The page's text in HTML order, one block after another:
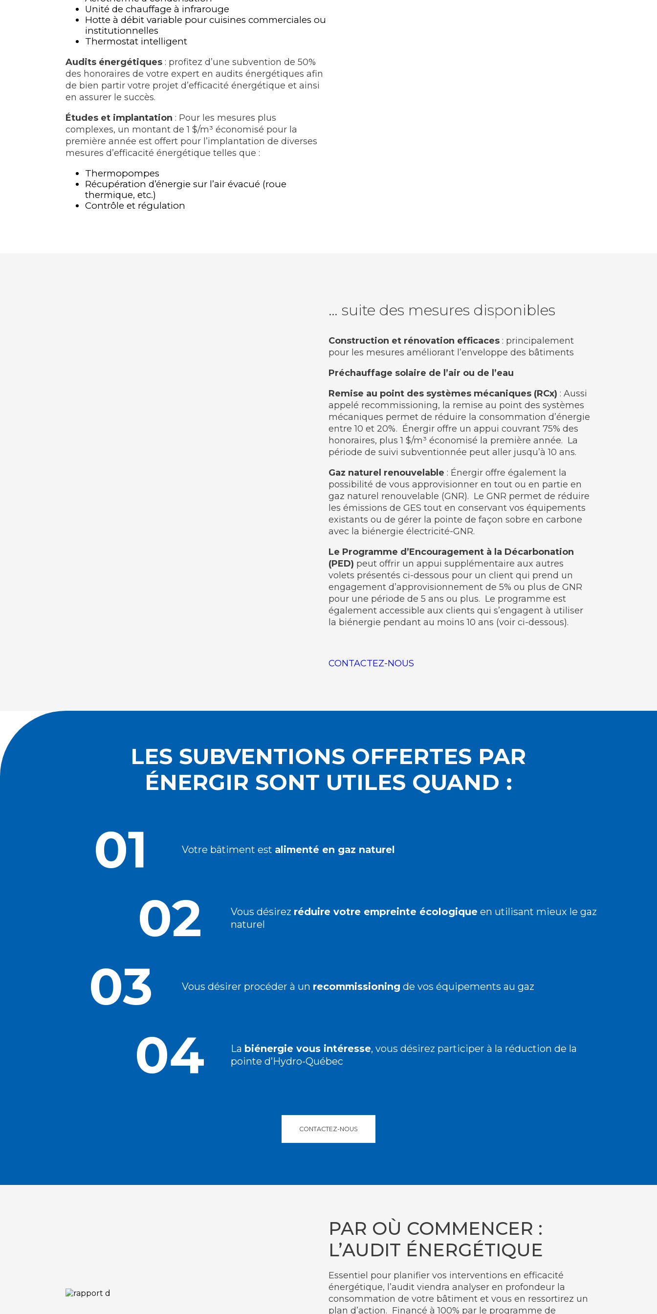
Unité de chauffage à infrarouge
Hotte à débit variable pour cuisines commerciales ou
institutionnelles
Thermostat intelligent
Audits énergétiques : profitez d’une subvention de 50%
des honoraires de votre expert en audits énergétiques afin
de bien partir votre projet d’efficacité énergétique et ainsi
en assurer le succès.
Études et implantation : Pour les mesures plus
complexes, un montant de 1 $/m³ économisé pour la
première année est offert pour l’implantation de diverses
mesures d’efficacité énergétique telles que :
Thermopompes
Récupération d’énergie sur l’air évacué (roue
thermique, etc.)
Contrôle et régulation
… suite des mesures disponibles
Construction et rénovation efficaces : principalement
pour les mesures améliorant l’enveloppe des bâtiments
Préchauffage solaire de l’air ou de l’eau
Remise au point des systèmes mécaniques (RCx) : Aussi
appelé recommissioning, la remise au point des systèmes
mécaniques permet de réduire la consommation d’énergie
entre 10 et 20%. Énergir offre un appui couvrant 75% des
honoraires, plus 1 $/m³ économisé la première année. La
période de suivi subventionnée peut aller jusqu’à 10 ans.
Gaz naturel renouvelable : Énergir offre également la
possibilité de vous approvisionner en tout ou en partie en
gaz naturel renouvelable (GNR). Le GNR permet de réduire
les émissions de GES tout en conservant vos équipements
existants ou de gérer la pointe de façon sobre en carbone
avec la biénergie électricité-GNR.
Le Programme d’Encouragement à la Décarbonation
(PED) peut offrir un appui supplémentaire aux autres
volets présentés ci-dessous pour un client qui prend un
engagement d’approvisionnement de 5% ou plus de GNR
pour une période de 5 ans ou plus. Le programme est
également accessible aux clients qui s’engagent à utiliser
la biénergie pendant au moins 10 ans (voir ci-dessous).
CONTACTEZ-NOUS
LES SUBVENTIONS OFFERTES PAR
ÉNERGIR SONT UTILES QUAND :
01 Votre bâtiment est alimenté en gaz naturel
02 Vous désirez réduire votre empreinte écologique en utilisant mieux le gaz
naturel
03 Vous désirer procéder à un recommissioning de vos équipements au gaz
04 La biénergie vous intéresse, vous désirez participer à la réduction de la
pointe d’Hydro-Québec
CONTACTEZ-NOUS
PAR OÙ COMMENCER :
L’AUDIT ÉNERGÉTIQUE
Essentiel pour planifier vos interventions en efficacité
énergétique, l’audit viendra analyser en profondeur la
consommation de votre bâtiment et vous en ressortirez un
plan d’action. Financé à 100% par le programme de